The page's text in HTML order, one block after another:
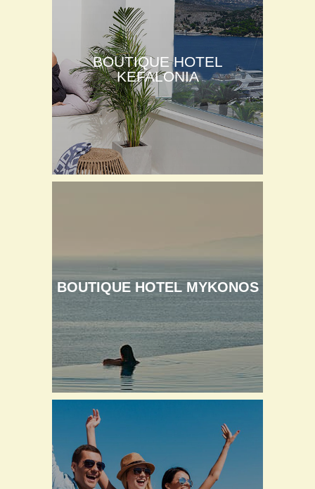
BOUTIQUE HOTEL
KEFALONIA
BOUTIQUE HOTEL MYKONOS